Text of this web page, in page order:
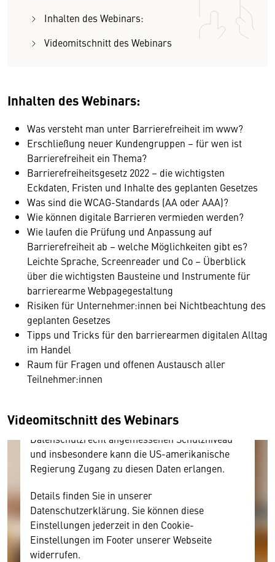
Inhalten des Webinars:
Videomitschnitt des Webinars
Inhalten des Webinars:
Was versteht man unter Barrierefreiheit im www?
Erschließung neuer Kundengruppen – für wen ist
Barrierefreiheit ein Thema?
Barrierefreiheitsgesetz 2022 – die wichtigsten
Eckdaten, Fristen und Inhalte des geplanten Gesetzes
Was sind die WCAG-Standards (AA oder AAA)?
Wie können digitale Barrieren vermieden werden?
Wie laufen die Prüfung und Anpassung auf
Barrierefreiheit ab – welche Möglichkeiten gibt es?
Leichte Sprache, Screenreader und Co – Überblick
über die wichtigsten Bausteine und Instrumente für
barrierearme Webpagegestaltung
Risiken für Unternehmer:innen bei Nichtbeachtung des
geplanten Gesetzes
Tipps und Tricks für den barrierearmen digitalen Alltag
im Handel
Raum für Fragen und offenen Austausch aller
Teilnehmer:innen
Videomitschnitt des Webinars
Wir benötigen Ihre Zustimmung
Hier würden wir Ihnen gerne einen externen
Inhalt anzeigen. Dafür benötigen wir allerdings
Ihre Zustimmung, da Ihr Browser
personenbezogene technische Daten zu Geräten
Diese Daten unterliegen keinem dem EU-
Datenschutzrecht angemessenen Schutzniveau
und insbesondere kann die US-amerikanische
Regierung Zugang zu diesen Daten erlangen.
Details finden Sie in unserer
Datenschutzerklärung. Sie können diese
Einstellungen jederzeit in den Cookie-
Einstellungen im Footer unserer Webseite
widerrufen.